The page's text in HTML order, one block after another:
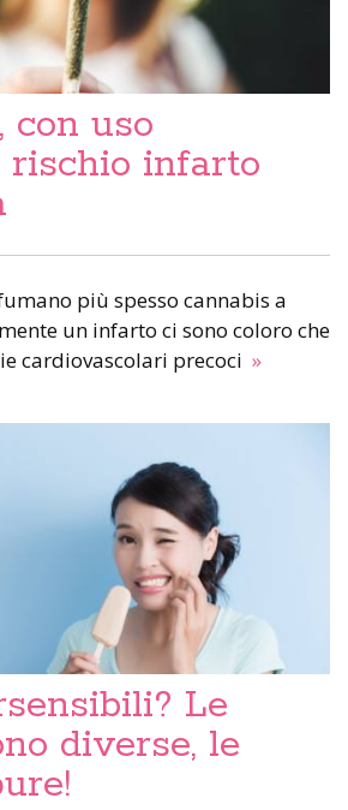
con uso
rischio infarto
più spesso cannabis a
un infarto ci sono coloro che
cardiovascolari precoci »
Le
diverse, le